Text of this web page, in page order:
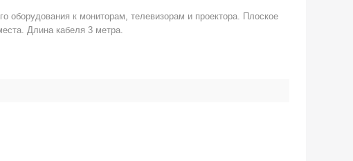
оборудования к мониторам, телевизорам и проектора. Плоское
Длина кабеля 3 метра.